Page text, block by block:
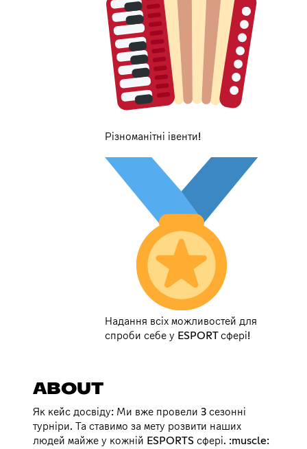
Різноманітні івенти!
Надання всіх можливостей для
спроби себе у ESPORT сфері!
ABOUT
Як кейс досвіду: Ми вже провели 3 сезонні
турніри. Та ставимо за мету розвити наших
людей майже у кожній ESPORTS сфері. :muscle: